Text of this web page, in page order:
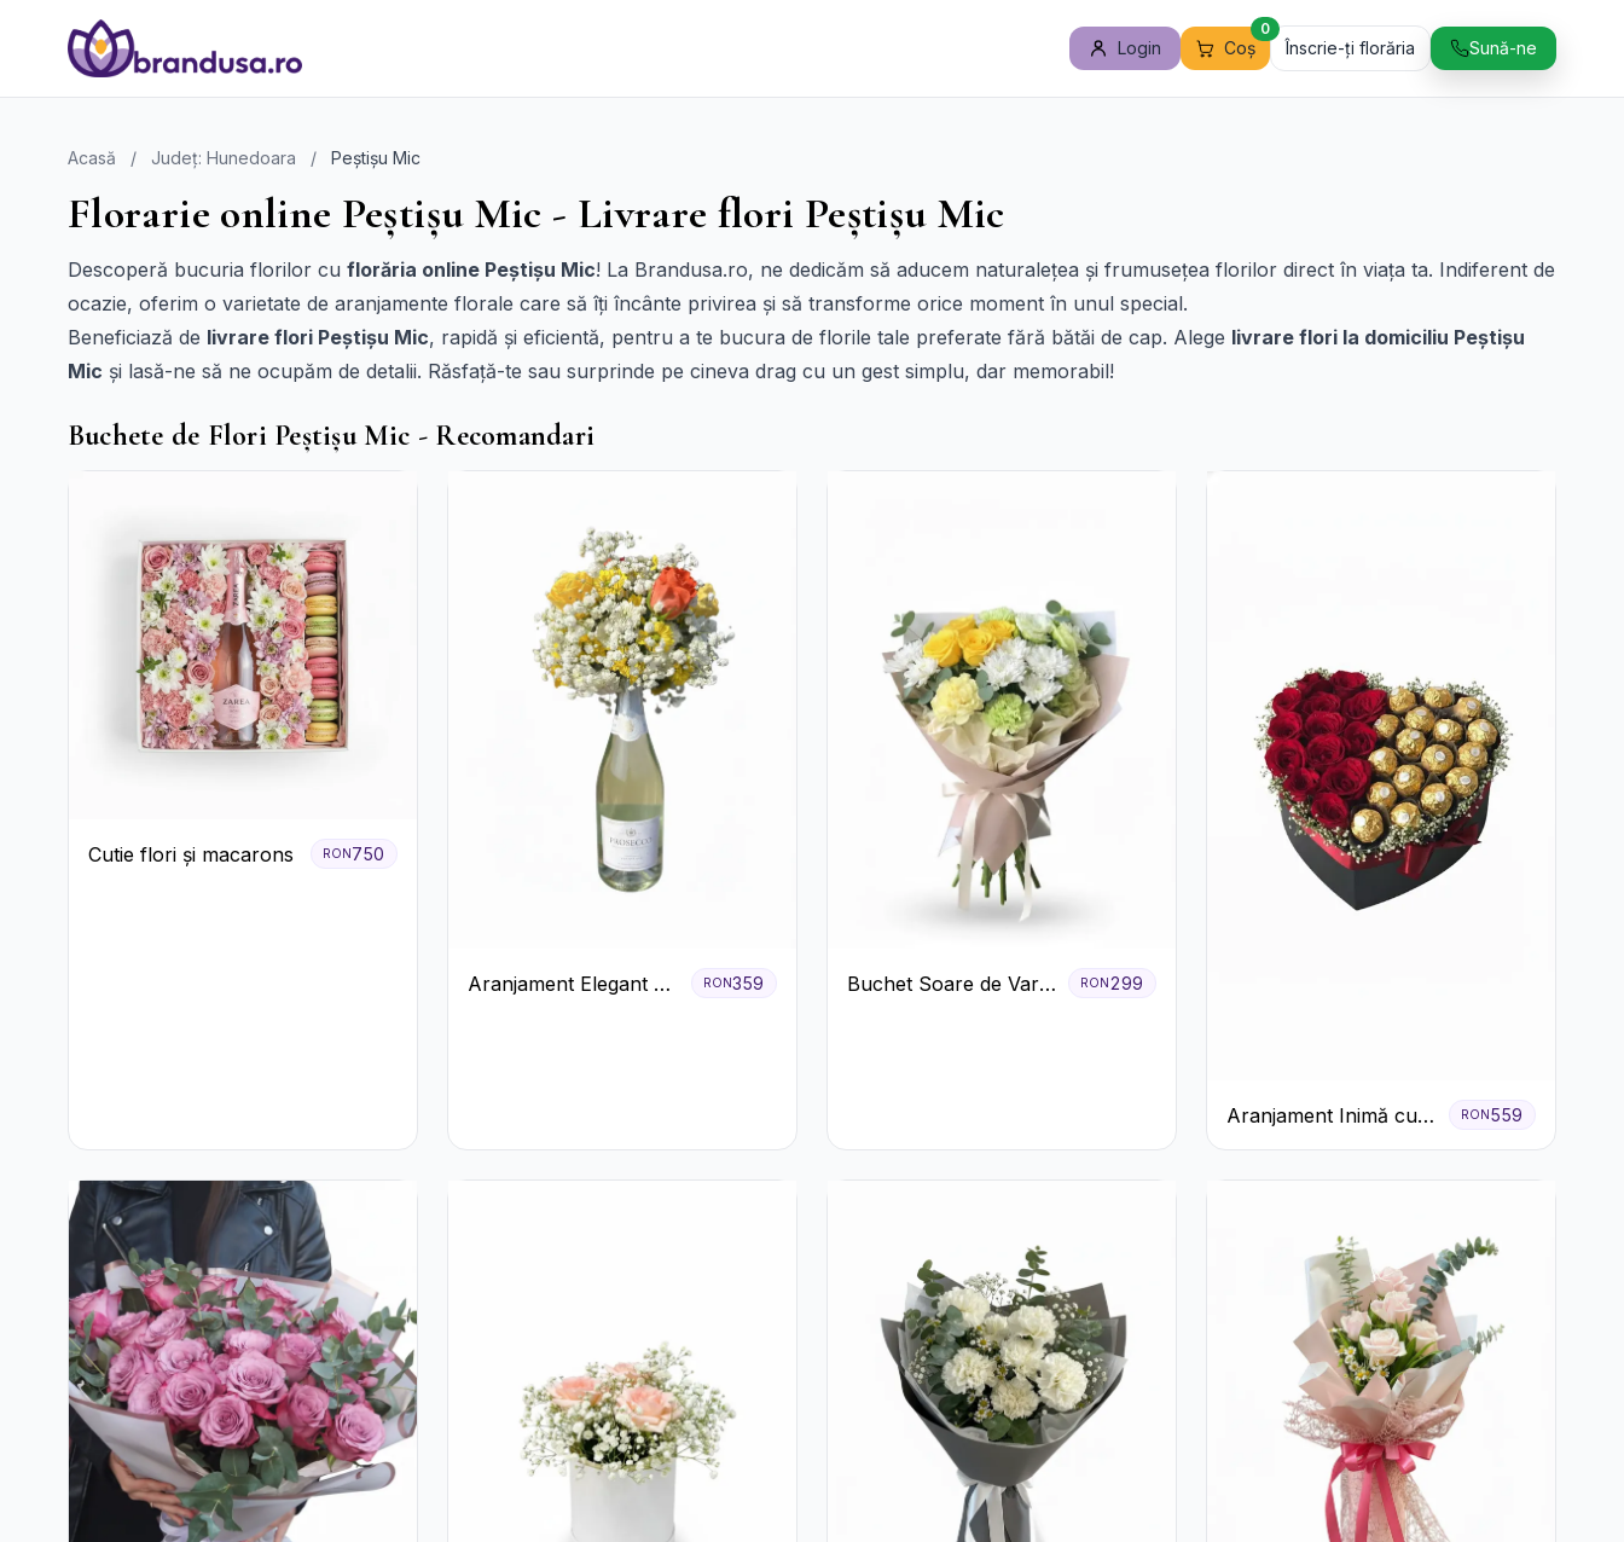
Login Coș
0
Înscrie-ți florăria Sună-ne
Acasă / Județ: Hunedoara / Peștișu Mic
Florarie online Peștișu Mic - Livrare flori Peștișu Mic
Descoperă bucuria florilor cu florăria online Peștișu Mic! La Brandusa.ro, ne dedicăm să aducem naturalețea și frumusețea florilor direct în viața ta. Indiferent de
ocazie, oferim o varietate de aranjamente florale care să îți încânte privirea și să transforme orice moment în unul special.
Beneficiază de livrare flori Peștișu Mic, rapidă și eficientă, pentru a te bucura de florile tale preferate fără bătăi de cap. Alege livrare flori la domiciliu Peștișu
Mic și lasă-ne să ne ocupăm de detalii. Răsfață-te sau surprinde pe cineva drag cu un gest simplu, dar memorabil!
Buchete de Flori Peștișu Mic - Recomandari
Cutie flori și macarons RON750
Aranjament Elegant cu
RON359
Buchet Soare de Vară
RON299
Aranjament Inimă cu
Trandafiri Roșii și
RON559